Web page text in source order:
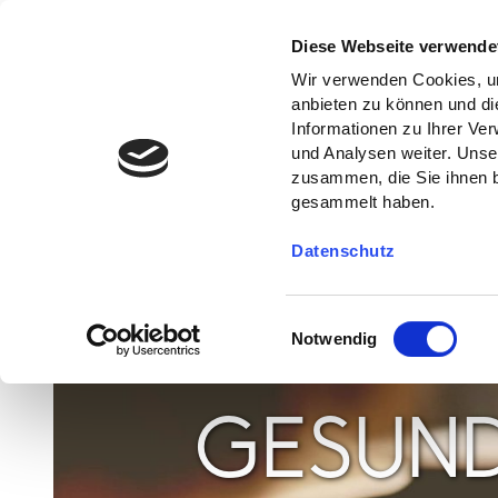
Diese Webseite
Wir verwenden Cookies,
anbieten zu können und
Informationen zu Ihrer
und Analysen weiter.
zusammen, die Sie ihnen
gesammelt haben.
Datenschutz
i
i
l
l
Notwendig